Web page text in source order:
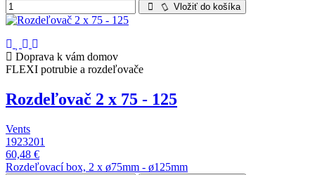
Vložiť do košíka
Doprava k vám domov
FLEXI potrubie a rozdeľovače
Rozdeľovač 2 x 75 - 125
Vents
1923201
60,48 €
Rozdeľovací box, 2 x ø75mm - ø125mm